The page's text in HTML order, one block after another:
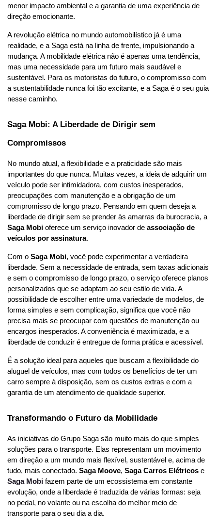
menor impacto ambiental e a garantia de uma experiência de
direção emocionante.
A revolução elétrica no mundo automobilístico já é uma
realidade, e a Saga está na linha de frente, impulsionando a
mudança. A mobilidade elétrica não é apenas uma tendência,
mas uma necessidade para um futuro mais saudável e
sustentável. Para os motoristas do futuro, o compromisso com
a sustentabilidade nunca foi tão excitante, e a Saga é o seu guia
nesse caminho.
Saga Mobi: A Liberdade de Dirigir sem
Compromissos
No mundo atual, a flexibilidade e a praticidade são mais
importantes do que nunca. Muitas vezes, a ideia de adquirir um
veículo pode ser intimidadora, com custos inesperados,
preocupações com manutenção e a obrigação de um
compromisso de longo prazo. Pensando em quem deseja a
Saga Mobi oferece um serviço inovador de associação de
veículos por assinatura.
Com o Saga Mobi, você pode experimentar a verdadeira
liberdade. Sem a necessidade de entrada, sem taxas adicionais
e sem o compromisso de longo prazo, o serviço oferece planos
personalizados que se adaptam ao seu estilo de vida. A
possibilidade de escolher entre uma variedade de modelos, de
forma simples e sem complicação, significa que você não
precisa mais se preocupar com questões de manutenção ou
encargos inesperados. A conveniência é maximizada, e a
liberdade de conduzir é entregue de forma prática e acessível.
É a solução ideal para aqueles que buscam a flexibilidade do
aluguel de veículos, mas com todos os benefícios de ter um
carro sempre à disposição, sem os custos extras e com a
garantia de um atendimento de qualidade superior.
Transformando o Futuro da Mobilidade
As iniciativas do Grupo Saga são muito mais do que simples
soluções para o transporte. Elas representam um movimento
em direção a um mundo mais flexível, sustentável e, acima de
tudo, mais conectado. Saga Moove, Saga Carros Elétricos
Saga Mobi fazem parte de um ecossistema em constante
evolução, onde a liberdade é traduzida de várias formas: seja
no pedal, no volante ou na escolha do melhor meio de
transporte para o seu dia a dia.